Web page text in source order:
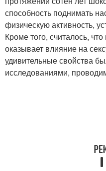
способность поднимать
физическую активность,
Кроме того, считалось,
оказывает влияние на
удивительные свойства
исследованиями,